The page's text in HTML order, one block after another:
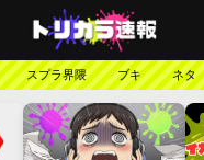
スプラ界隈 ブキ ネタ